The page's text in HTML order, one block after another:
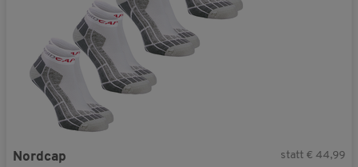
Nordcap statt € 44,99